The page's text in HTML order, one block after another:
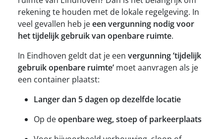
rekening te houden met de lokale regelgeving. In
veel gevallen heb jeeen vergunning nodig voor
het tijdelijk gebruik van openbare ruimte.
In Eindhoven geldt dat je een vergunning ’tijdelijk
gebruik openbare ruimte’ moet aanvragen als je
een container plaatst:
Langer dan 5 dagen op dezelfde locatie
Op deopenbare weg, stoep of parkeerplaats